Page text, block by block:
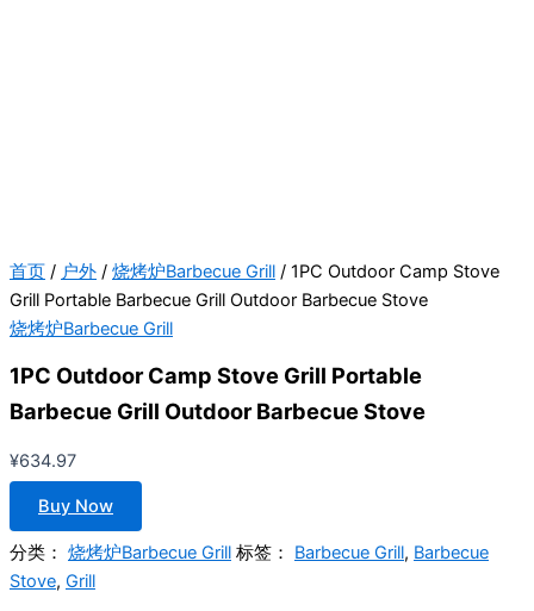
首页 / 户外 / 烧烤炉Barbecue Grill / 1PC Outdoor Camp Stove
Grill Portable Barbecue Grill Outdoor Barbecue Stove
烧烤炉Barbecue Grill
1PC Outdoor Camp Stove Grill Portable
Barbecue Grill Outdoor Barbecue Stove
¥634.97
Buy Now
分类： 烧烤炉Barbecue Grill 标签： Barbecue Grill, Barbecue
Stove, Grill